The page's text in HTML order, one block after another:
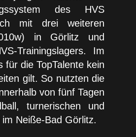
des HVS
mit drei weiteren
in Görlitz und
Trainingslagers. Im
für die TopTalente kein
gilt. So nutzten die
von fünf Tagen
turnerischen und
Neiße-Bad Görlitz.